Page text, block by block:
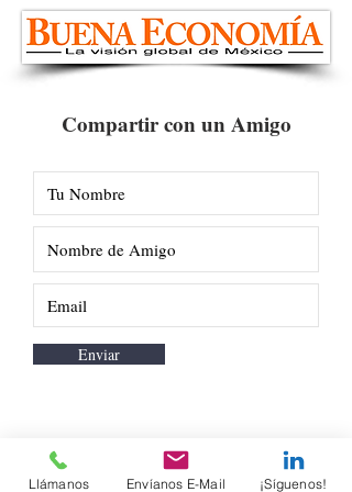
Compartir con un Amigo
Enviar
Llámanos Envíanos E-Mail ¡Síguenos!